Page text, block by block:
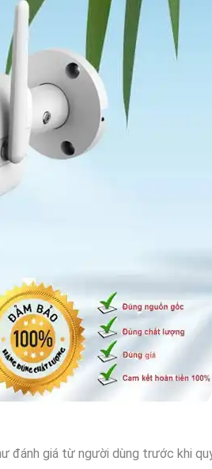
đánh giá từ người dùng trước khi